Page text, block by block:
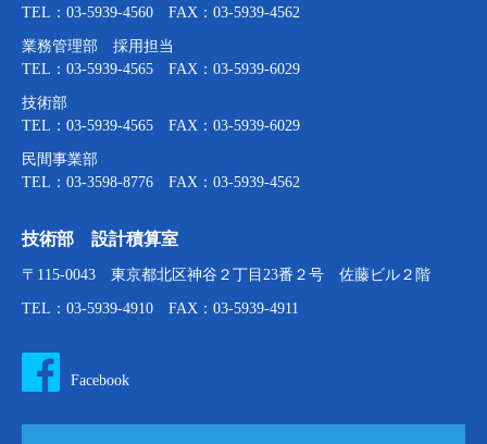
TEL：03-5939-4560 FAX：03-5939-4562
業務管理部 採用担当
TEL：03-5939-4565 FAX：03-5939-6029
技術部
TEL：03-5939-4565 FAX：03-5939-6029
民間事業部
TEL：03-3598-8776 FAX：03-5939-4562
技術部 設計積算室
〒115-0043 東京都北区神谷２丁目23番２号 佐藤ビル２階
TEL：03-5939-4910 FAX：03-5939-4911
Facebook